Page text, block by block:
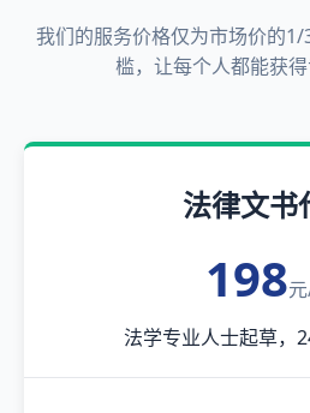
我们的服务价格仅为市场价的
槛，让每个人都能获
法律文书
198
法学专业人士起草，